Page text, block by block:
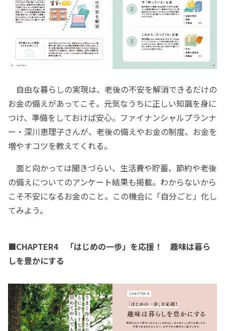
自由な暮らしの実現は、老後の不安を解消できるだけの
お金の備えがあってこそ。元気なうちに正しい知識を身に
つけ、準備をしておけば安心。ファイナンシャルプランナ
ー・深川恵理子さんが、老後の備えやお金の制度、お金を
増やすコツを教えてくれる。
面と向かっては聞きづらい、生活費や貯蓄、節約や老後
の備えについてのアンケート結果も掲載。わからないから
こそ不安になるお金のこと。この機会に「自分ごと」化し
てみよう。
■CHAPTER4 「はじめの一歩」を応援！ 趣味は暮ら
しを豊かにする